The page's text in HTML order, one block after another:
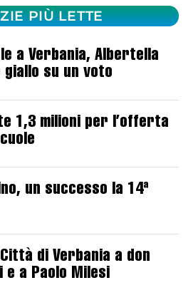
PIÙ LETTE
a Verbania, Albertella
giallo su un voto
1,3 milioni per l’offerta
un successo la 14ª
di Verbania a don
e a Paolo Milesi